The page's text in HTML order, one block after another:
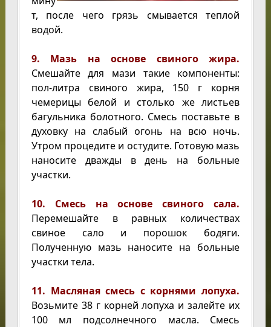
т, после чего грязь смывается теплой
водой.
9. Мазь на основе свиного жира.
Смешайте для мази такие компоненты:
пол-литра свиного жира, 150 г корня
чемерицы белой и столько же листьев
багульника болотного. Смесь поставьте в
духовку на слабый огонь на всю ночь.
Утром процедите и остудите. Готовую мазь
наносите дважды в день на больные
участки.
10. Смесь на основе свиного сала.
Перемешайте в равных количествах
свиное сало и порошок бодяги.
Полученную мазь наносите на больные
участки тела.
11. Масляная смесь с корнями лопуха.
Возьмите 38 г корней лопуха и залейте их
100 мл подсолнечного масла. Смесь